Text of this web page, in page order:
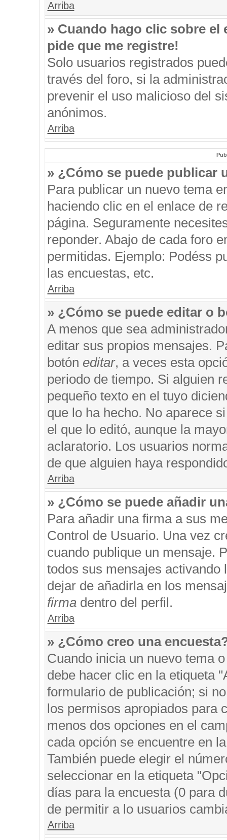
Arriba
» Cuando hago clic sobre el
pide que me registre!
Solo usuarios registrados
través del foro, si la
prevenir el uso malicioso del
anónimos.
Arriba
» ¿Cómo se puede publicar
Para publicar un nuevo tema
haciendo clic en el enlace de
página. Seguramente
reponder. Abajo de cada foro
permitidas. Ejemplo: Podéss
las encuestas, etc.
Arriba
» ¿Cómo se puede editar o
A menos que sea
editar sus propios mensajes.
botón editar, a veces esta
periodo de tiempo. Si alguien
pequeño texto en el tuyo
que lo ha hecho. No aparece
el que lo editó, aunque la
aclaratorio. Los usuarios
de que alguien haya
Arriba
» ¿Cómo se puede añadir
Para añadir una firma a sus
Control de Usuario. Una vez
cuando publique un mensaje.
todos sus mensajes
dejar de añadirla en los
firmadentro del perfil.
Arriba
» ¿Cómo creo una
Cuando inicia un nuevo tema
debe hacer clic en la etiqueta
formulario de publicación; si
los permisos apropiados para
menos dos opciones en el
cada opción se encuentre en
También puede elegir el
seleccionar en la etiqueta
días para la encuesta (0 para
de permitir a lo usuarios
Arriba